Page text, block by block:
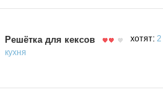
Решётка для кексов хотят: 2
кухня